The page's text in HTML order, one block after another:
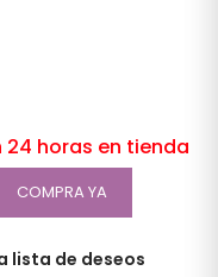
24 horas en tienda
COMPRA YA
lista de deseos